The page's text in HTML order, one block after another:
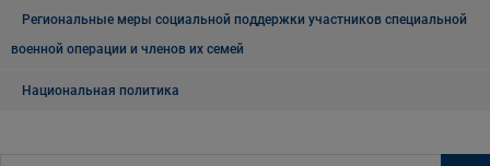
Региональные меры социальной поддержки участников специальной
военной операции и членов их семей
Национальная политика